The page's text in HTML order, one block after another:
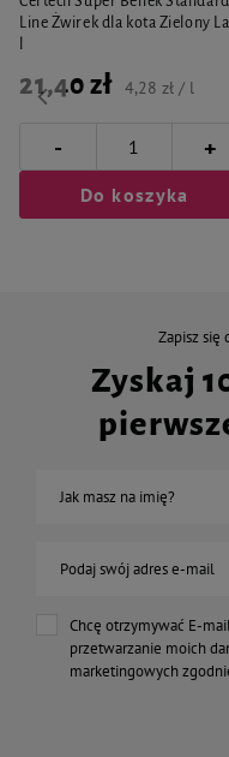
Line Żwirek dla kota Zielony
21,40 zł 4,28 zł / l
- +
Do koszyka
Zapisz się
Zyskaj
Jak masz na imię?
Podaj swój adres e-mail
Chcę otrzymywać E-
przetwarzanie moich
marketingowych